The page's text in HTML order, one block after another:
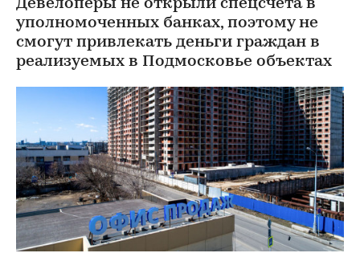
Девелоперы не открыли спецсчета в
уполномоченных банках, поэтому не
смогут привлекать деньги граждан в
реализуемых в Подмосковье объектах